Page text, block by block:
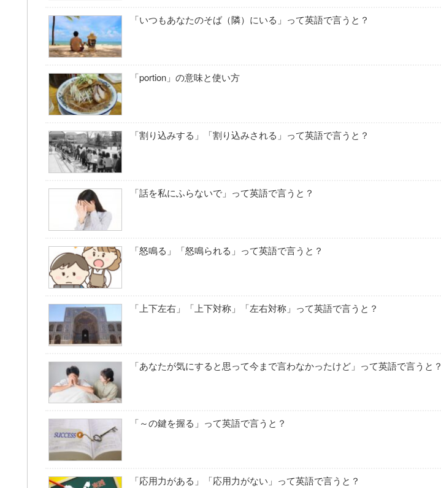
「いつもあなたのそば（隣）にいる」って英語で言うと？
「portion」の意味と使い方
「割り込みする」「割り込みされる」って英語で言うと？
「話を私にふらないで」って英語で言うと？
「怒鳴る」「怒鳴られる」って英語で言うと？
「上下左右」「上下対称」「左右対称」って英語で言うと？
「あなたが気にすると思って今まで言わなかったけど」って英語で言うと？
「～の鍵を握る」って英語で言うと？
「応用力がある」「応用力がない」って英語で言うと？